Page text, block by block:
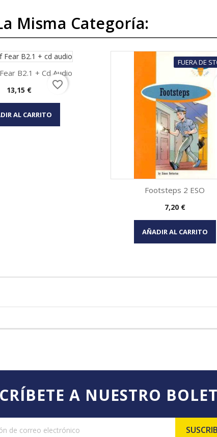
Misma Categoría:
Vista rápida
B2.1 + Cd Audio
Precio
13,15 €
AL CARRITO
favorite_border
FUERA DE
Vista rápida
Footsteps 2 ESO
Precio
7,20 €
AÑADIR AL CARRITO
A NUESTRO